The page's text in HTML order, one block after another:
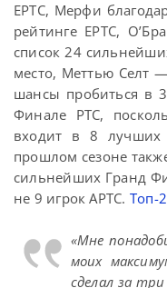
EPTC, Мерфи
рейтинге EPTC,
список 24
место, Меттью Селт
шансы пробиться в
Финале PTC,
входит в 8 лучших
прошлом сезоне
сильнейших Гранд
не 9 игрок АPTC. Топ-
«Мне
моих
сделал за